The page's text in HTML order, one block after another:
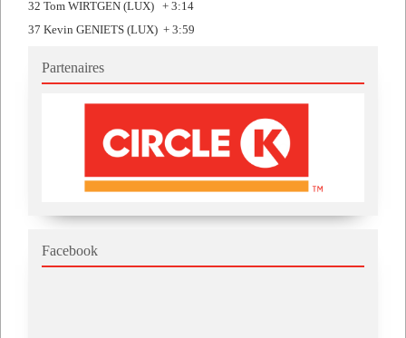
32 Tom WIRTGEN (LUX) + 3:14
37 Kevin GENIETS (LUX) + 3:59
Partenaires
Facebook